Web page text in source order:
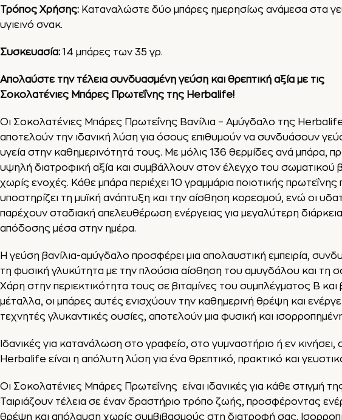
Τρόπος Χρήσης: Καταναλώστε δύο μπάρες ημερησίως ανάμεσα στα
υγιεινό σνακ.
Συσκευασία:14 μπάρες των 35 γρ.
Απολαύστε την τέλεια συνδυασμένη γεύση και θρεπτική αξία με τις
Σοκολατένιες Μπάρες Πρωτεΐνης της Herbalife!
Οι Σοκολατένιες Μπάρες Πρωτεΐνης Βανίλια – Αμύγδαλο της
αποτελούν την ιδανική λύση για όσους επιθυμούν να συνδυάσουν
υγεία στην καθημερινότητά τους. Με μόλις 136 θερμίδες ανά μπάρα,
υψηλή διατροφική αξία και συμβάλλουν στον έλεγχο του σωματικού
χωρίς ενοχές. Κάθε μπάρα περιέχει 10 γραμμάρια ποιοτικής πρωτεΐνης
υποστηρίζει τη μυϊκή ανάπτυξη και την αίσθηση κορεσμού, ενώ οι
παρέχουν σταδιακή απελευθέρωση ενέργειας για μεγαλύτερη διάρκεια
απόδοσης μέσα στην ημέρα.
Η γεύση βανίλια-αμύγδαλο προσφέρει μια απολαυστική εμπειρία,
τη φυσική γλυκύτητα με την πλούσια αίσθηση του αμυγδάλου και τη
Χάρη στην περιεκτικότητα τους σε βιταμίνες του συμπλέγματος Β και
μέταλλα, οι μπάρες αυτές ενισχύουν την καθημερινή θρέψη και
τεχνητές γλυκαντικές ουσίες, αποτελούν μια φυσική και
Ιδανικές για κατανάλωση στο γραφείο, στο γυμναστήριο ή εν κινήσει,
Herbalife είναι η απόλυτη λύση για ένα θρεπτικό, πρακτικό και
Οι Σοκολατένιες Μπάρες Πρωτεΐνης είναι ιδανικές για κάθε στιγμή
Ταιριάζουν τέλεια σε έναν δραστήριο τρόπο ζωής, προσφέροντας
θρέψη και απόλαυση χωρίς συμβιβασμούς στη διατροφή σας.